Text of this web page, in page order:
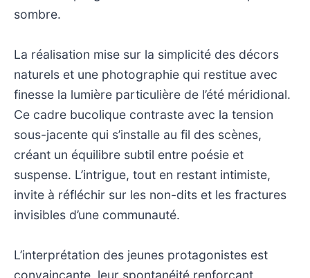
sombre.
La réalisation mise sur la simplicité des décors
naturels et une photographie qui restitue avec
finesse la lumière particulière de l’été méridional.
Ce cadre bucolique contraste avec la tension
sous-jacente qui s’installe au fil des scènes,
créant un équilibre subtil entre poésie et
suspense. L’intrigue, tout en restant intimiste,
invite à réfléchir sur les non-dits et les fractures
invisibles d’une communauté.
L’interprétation des jeunes protagonistes est
convaincante, leur spontanéité renforçant